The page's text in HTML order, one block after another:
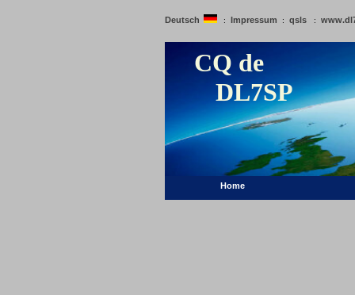
Deutsch : Impressum : qsls :
CQ de
DL7SP
Home